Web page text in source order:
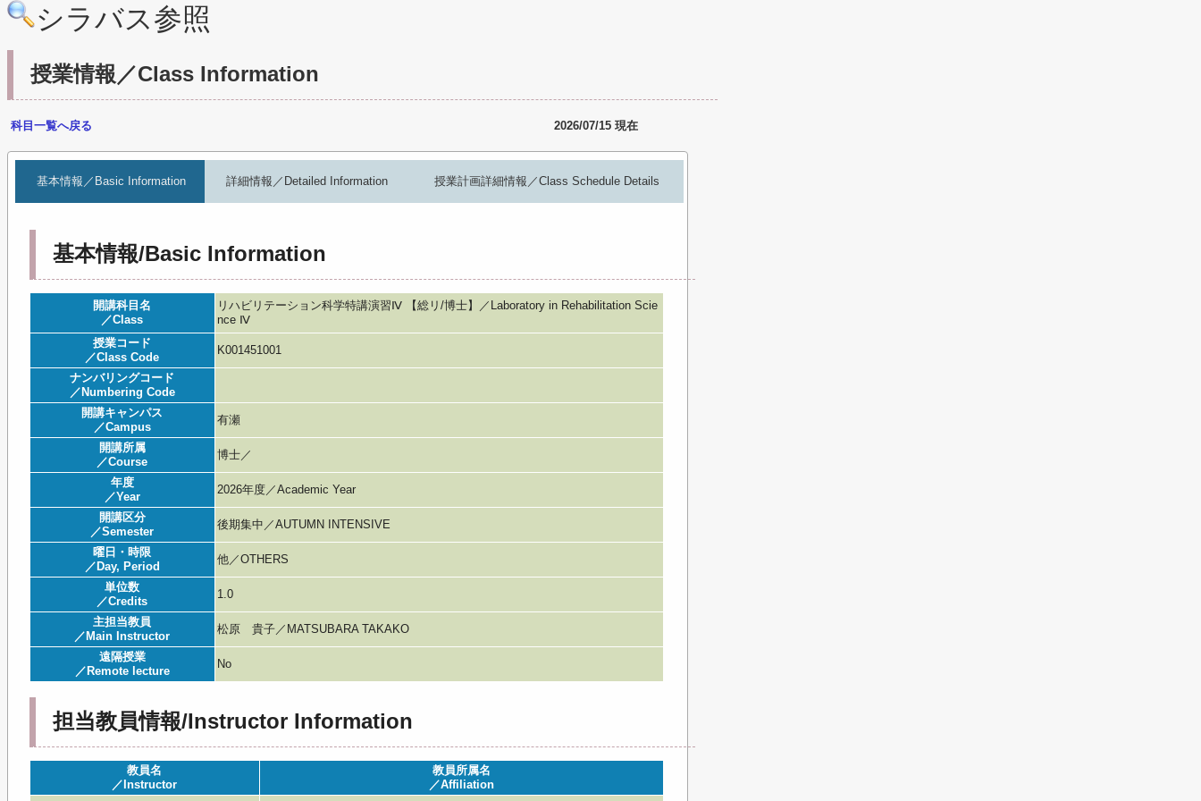
シラバス参照
授業情報／Class Information
科目一覧へ戻る 2026/07/15 現在
基本情報／Basic Information 詳細情報／Detailed Information 授業計画詳細情報／Class Schedule Details
基本情報/Basic Information
開講科目名
／Class
リハビリテーション科学特講演習Ⅳ 【総リ/博士】／Laboratory in Rehabilitation Scie
nce Ⅳ
授業コード
／Class Code
K001451001
ナンバリングコード
／Numbering Code
開講キャンパス
／Campus
有瀬
開講所属
／Course
博士／
年度
／Year
2026年度／Academic Year
開講区分
／Semester
後期集中／AUTUMN INTENSIVE
曜日・時限
／Day, Period
他／OTHERS
単位数
／Credits
1.0
主担当教員
／Main Instructor
松原 貴子／MATSUBARA TAKAKO
遠隔授業
／Remote lecture
No
担当教員情報/Instructor Information
教員名
／Instructor
教員所属名
／Affiliation